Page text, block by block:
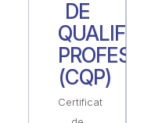
DE
(CQP)
Certificat